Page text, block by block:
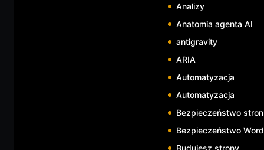
Analizy
Anatomia agenta AI
antigravity
ARIA
Automatyzacja
Automatyzacja
Bezpieczeństwo stron
Bezpieczeństwo
Budujesz strony